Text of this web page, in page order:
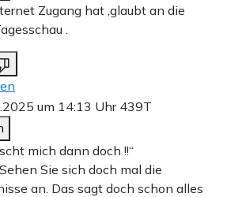
Zugang hat ,glaubt an die
.
um 14:13 Uhr 439T
mich dann doch !!“
Sie sich doch mal die
an. Das sagt doch schon alles